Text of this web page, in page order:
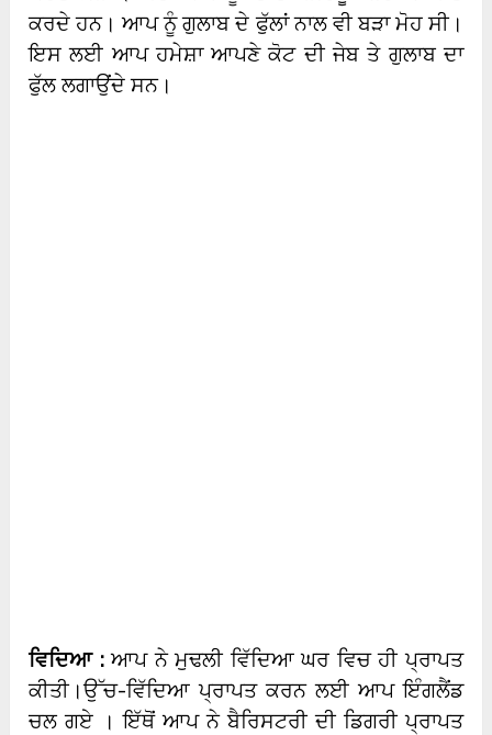
ਕਰਦੇ ਹਨ। ਆਪ ਨੂੰ ਗੁਲਾਬ ਦੇ ਫੁੱਲਾਂ ਨਾਲ ਵੀ ਬੜਾ ਮੋਹ ਸੀ।
ਇਸ ਲਈ ਆਪ ਹਮੇਸ਼ਾ ਆਪਣੇ ਕੋਟ ਦੀ ਜੇਬ ਤੇ ਗੁਲਾਬ ਦਾ
ਫੁੱਲ ਲਗਾਉਂਦੇ ਸਨ।
ਵਿਦਿਆ :ਆਪ ਨੇ ਮੁਢਲੀ ਵਿੱਦਿਆ ਘਰ ਵਿਚ ਹੀ ਪ੍ਰਾਪਤ
ਕੀਤੀ।ਉੱਚ-ਵਿੱਦਿਆ ਪ੍ਰਾਪਤ ਕਰਨ ਲਈ ਆਪ ਇੰਗਲੈਂਡ
ਚਲ ਗਏ । ਇੱਥੋਂ ਆਪ ਨੇ ਬੈਰਿਸਟਰੀ ਦੀ ਡਿਗਰੀ ਪ੍ਰਾਪਤ